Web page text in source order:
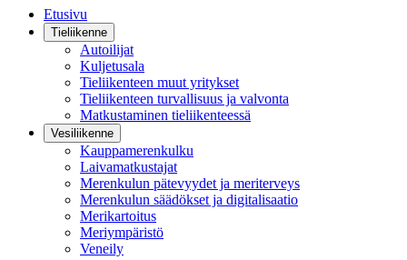
Etusivu
Tieliikenne
Autoilijat
Kuljetusala
Tieliikenteen muut yritykset
Tieliikenteen turvallisuus ja valvonta
Matkustaminen tieliikenteessä
Vesiliikenne
Kauppamerenkulku
Laivamatkustajat
Merenkulun pätevyydet ja meriterveys
Merenkulun säädökset ja digitalisaatio
Merikartoitus
Meriympäristö
Veneily